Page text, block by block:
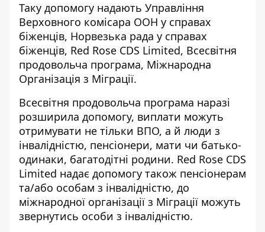
Таку допомогу надають Управління
Верховного комісара ООН у справах
біженців, Норвезька рада у справах
біженців, Red Rose CDS Limited, Всесвітня
продовольча програма, Міжнародна
Організація з Міграції.
Всесвітня продовольча програма наразі
розширила допомогу, виплати можуть
отримувати не тільки ВПО, а й люди з
інвалідністю, пенсіонери, мати чи батько-
одинаки, багатодітні родини. Red Rose CDS
Limited надає допомогу також пенсіонерам
та/або особам з інвалідністю, до
міжнародної організації з Міграції можуть
звернутись особи з інвалідністю.